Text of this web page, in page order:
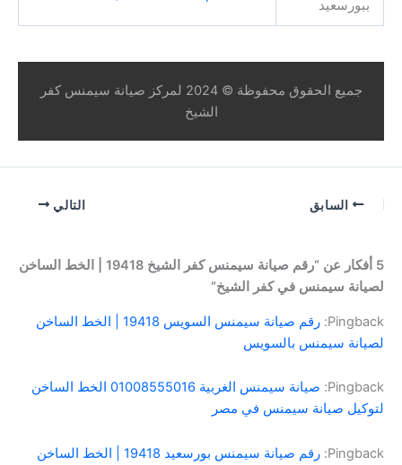
ببورسعيد
جميع الحقوق محفوظة © 2024 لمركز صيانة سيمنس كفر
الشيخ
السابق التالي
5 أفكار عن “رقم صيانة سيمنس كفر الشيخ 19418 | الخط الساخن
لصيانة سيمنس في كفر الشيخ”
Pingback:
رقم صيانة سيمنس السويس 19418 | الخط الساخن
لصيانة سيمنس بالسويس
Pingback:
صيانة سيمنس الغربية 01008555016 الخط الساخن
لتوكيل صيانة سيمنس في مصر
Pingback:
رقم صيانة سيمنس بورسعيد 19418 | الخط الساخن